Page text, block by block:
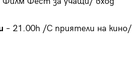
– 21.00h /С приятели на кино/